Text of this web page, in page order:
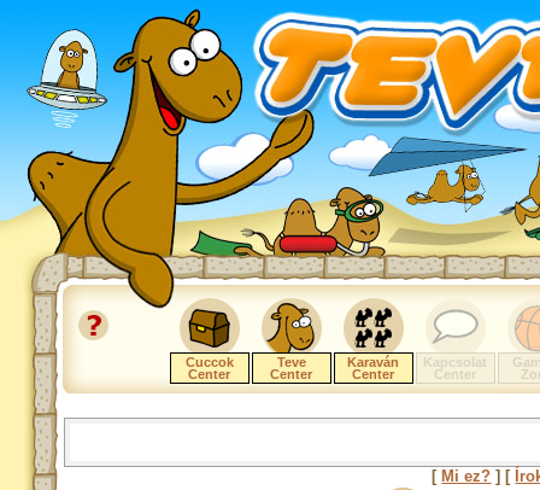
Cuccok
Center
Teve
Center
Karaván
Center
Kapcsolat
Center
[ Mi ez? ] [